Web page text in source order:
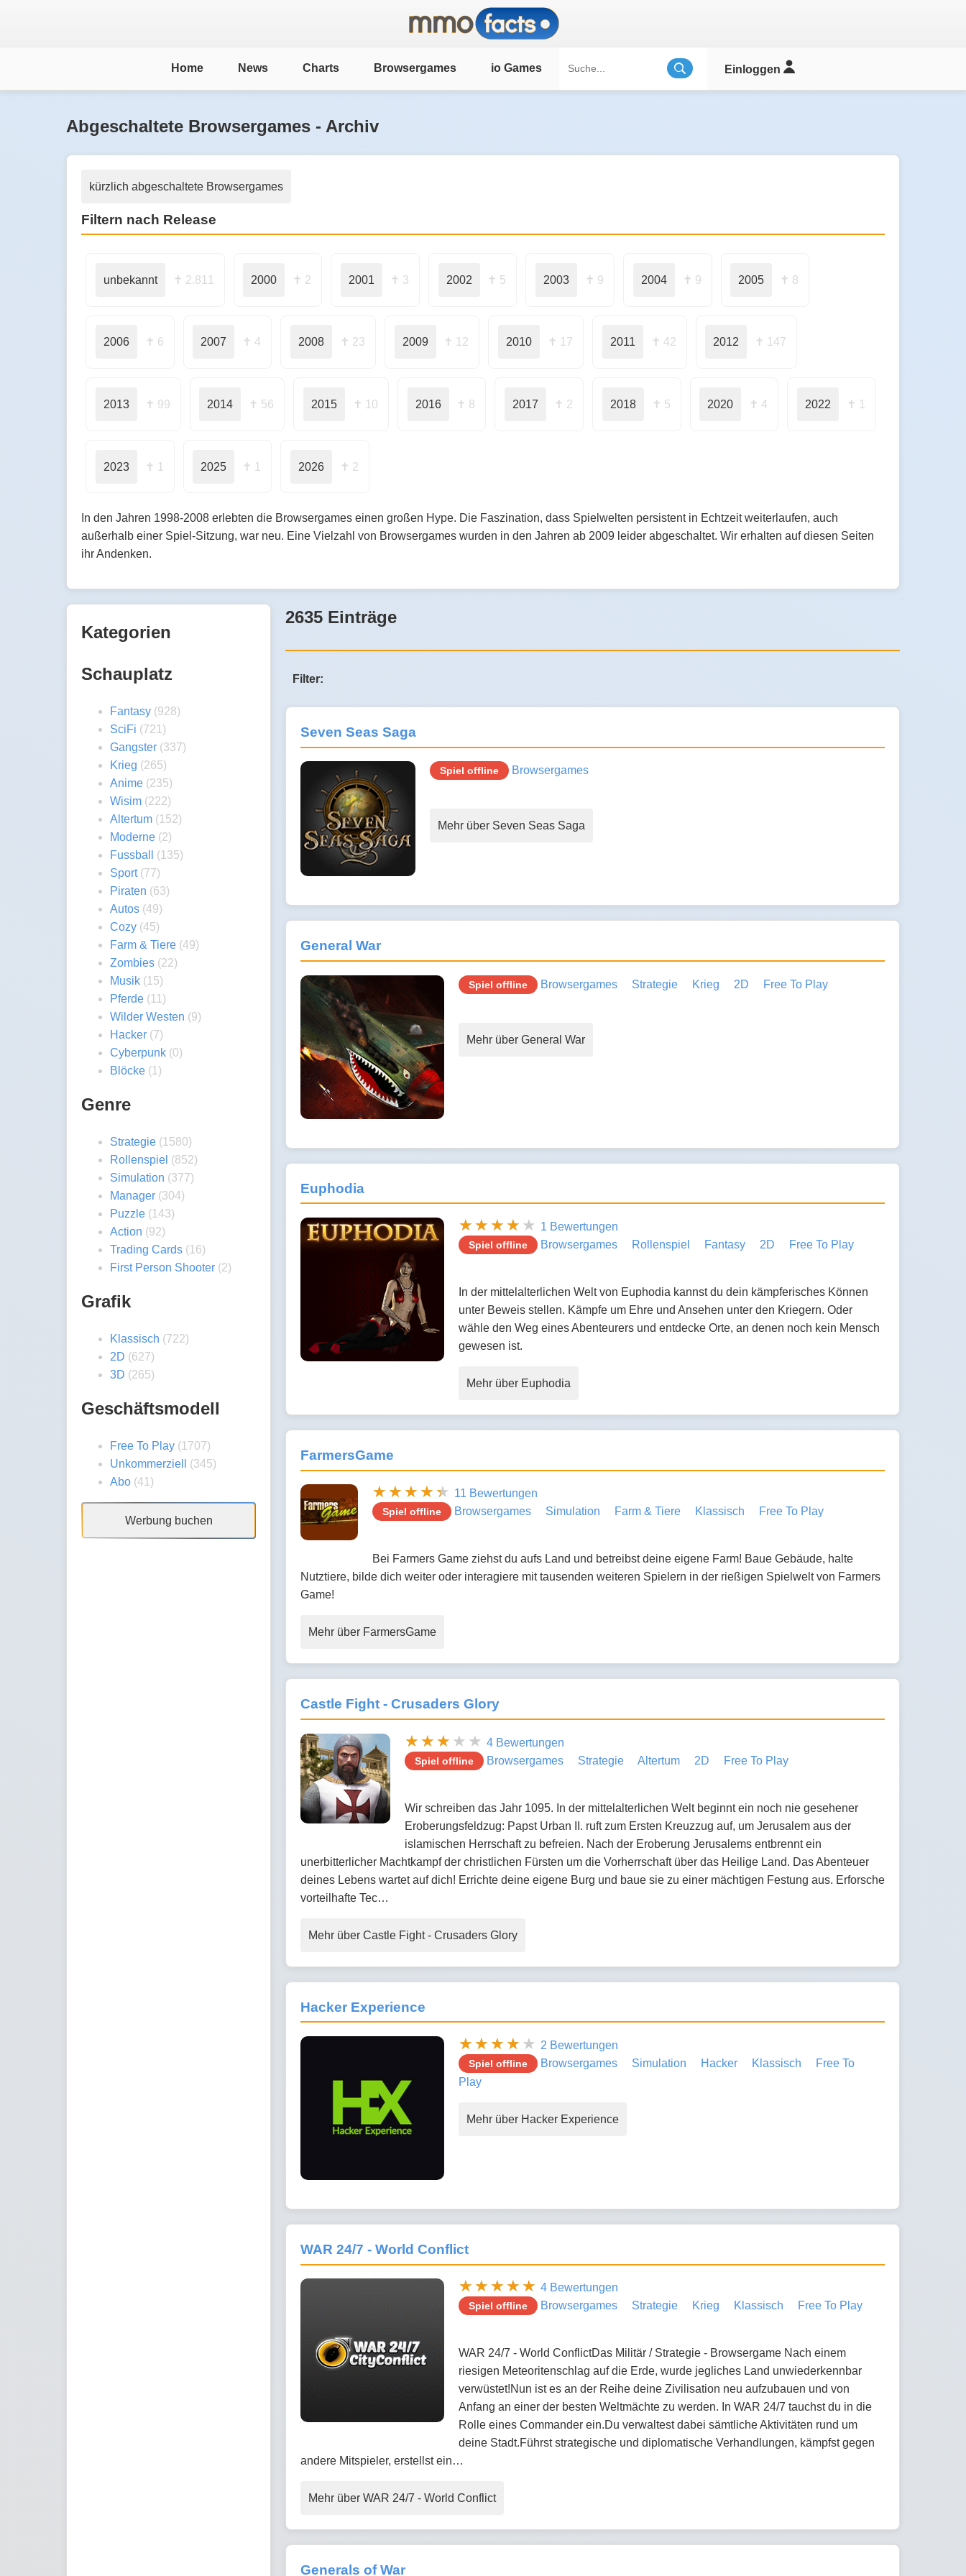
Home News Charts Browsergames io Games Einloggen
Abgeschaltete Browsergames - Archiv
kürzlich abgeschaltete Browsergames
Filtern nach Release
unbekannt ✝ 2.811 2000 ✝ 2 2001 ✝ 3 2002 ✝ 5 2003 ✝ 9 2004 ✝ 9 2005 ✝ 8
2006 ✝ 6 2007 ✝ 4 2008 ✝ 23 2009 ✝ 12 2010 ✝ 17 2011 ✝ 42 2012 ✝ 147
2013 ✝ 99 2014 ✝ 56 2015 ✝ 10 2016 ✝ 8 2017 ✝ 2 2018 ✝ 5 2020 ✝ 4 2022 ✝ 1
2023 ✝ 1 2025 ✝ 1 2026 ✝ 2
In den Jahren 1998-2008 erlebten die Browsergames einen großen Hype. Die Faszination, dass Spielwelten persistent in Echtzeit weiterlaufen, auch
außerhalb einer Spiel-Sitzung, war neu. Eine Vielzahl von Browsergames wurden in den Jahren ab 2009 leider abgeschaltet. Wir erhalten auf diesen Seiten
ihr Andenken.
Kategorien
Schauplatz
Fantasy (928)
SciFi (721)
Gangster (337)
Krieg (265)
Anime (235)
Wisim (222)
Altertum (152)
Moderne (2)
Fussball
(135)
Sport(77)
Piraten (63)
Autos (49)
Cozy (45)
Farm & Tiere (49)
Zombies (22)
Musik (15)
Pferde (11)
Wilder Westen (9)
Hacker (7)
Cyberpunk (0)
Blöcke (1)
Genre
Strategie (1580)
Rollenspiel (852)
Simulation (377)
Manager (304)
Puzzle (143)
Action (92)
Trading Cards (16)
First Person Shooter (2)
Grafik
Klassisch (722)
2D (627)
3D (265)
Geschäftsmodell
Free To Play (1707)
Unkommerziell
(345)
Abo (41)
Werbung buchen
2635 Einträge
Filter:
Seven Seas Saga
Spiel offline Browsergames
Mehr über Seven Seas Saga
General War
Spiel offline Browsergames Strategie Krieg 2D Free To Play
Mehr über General War
Euphodia
1 Bewertungen
Spiel offline Browsergames Rollenspiel Fantasy 2D Free To Play
In der mittelalterlichen Welt von Euphodia kannst du dein kämpferisches Können
unter Beweis stellen. Kämpfe um Ehre und Ansehen unter den Kriegern. Oder
wähle den Weg eines Abenteurers und entdecke Orte, an denen noch kein Mensch
gewesen ist.
Mehr über Euphodia
FarmersGame
11 Bewertungen
Spiel offline Browsergames Simulation Farm & Tiere Klassisch Free To Play
Bei Farmers Game ziehst du aufs Land und betreibst deine eigene Farm! Baue Gebäude, halte
Nutztiere, bilde dich weiter oder interagiere mit tausenden weiteren Spielern in der rießigen Spielwelt von Farmers
Game!
Mehr über FarmersGame
Castle Fight - Crusaders Glory
4 Bewertungen
Spiel offline Browsergames Strategie Altertum 2D Free To Play
Wir schreiben das Jahr 1095. In der mittelalterlichen Welt beginnt ein noch nie gesehener
Eroberungsfeldzug: Papst Urban II. ruft zum Ersten Kreuzzug auf, um Jerusalem aus der
islamischen Herrschaft zu befreien. Nach der Eroberung Jerusalems entbrennt ein
unerbitterlicher Machtkampf der christlichen Fürsten um die Vorherrschaft über das Heilige Land. Das Abenteuer
deines Lebens wartet auf dich! Errichte deine eigene Burg und baue sie zu einer mächtigen Festung aus. Erforsche
vorteilhafte Tec…
Mehr über Castle Fight - Crusaders Glory
Hacker Experience
2 Bewertungen
Spiel offline Browsergames Simulation Hacker Klassisch
Free To
Play
Mehr über Hacker Experience
WAR 24/7 - World Conflict
4 Bewertungen
Spiel offline Browsergames Strategie Krieg Klassisch Free To Play
WAR 24/7 - World ConflictDas Militär / Strategie - Browsergame Nach einem
riesigen Meteoritenschlag auf die Erde, wurde jegliches Land unwiederkennbar
verwüstet!Nun ist es an der Reihe deine Zivilisation neu aufzubauen und von
Anfang an einer der besten Weltmächte zu werden. In WAR 24/7 tauchst du in die
Rolle eines Commander ein.Du verwaltest dabei sämtliche Aktivitäten rund um
deine Stadt.Führst strategische und diplomatische Verhandlungen, kämpfst gegen
andere Mitspieler, erstellst ein…
Mehr über WAR 24/7 - World Conflict
Generals of War